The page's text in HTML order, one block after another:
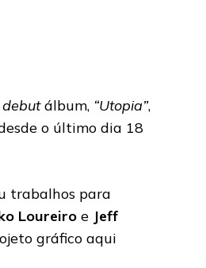
debutálbum, “Utopia”,
o último dia 18
trabalhos para
Loureiro e Jeff
gráfico aqui